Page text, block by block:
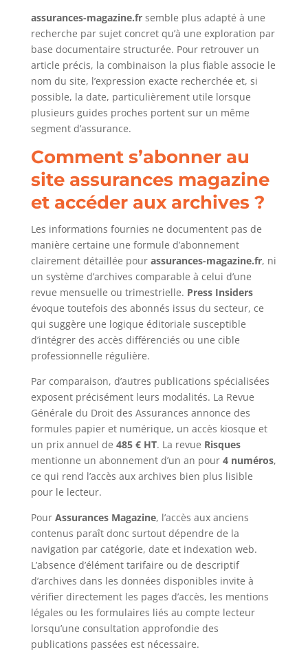
assurances-magazine.frsemble plus adapté à une
recherche par sujet concret qu’à une exploration par
base documentaire structurée. Pour retrouver un
article précis, la combinaison la plus fiable associe le
nom du site, l’expression exacte recherchée et, si
possible, la date, particulièrement utile lorsque
plusieurs guides proches portent sur un même
segment d’assurance.
Comment s’abonner au
site assurances magazine
et accéder aux archives ?
Les informations fournies ne documentent pas de
manière certaine une formule d’abonnement
clairement détaillée pour assurances-magazine.fr, ni
un système d’archives comparable à celui d’une
revue mensuelle ou trimestrielle. Press Insiders
évoque toutefois des abonnés issus du secteur, ce
qui suggère une logique éditoriale susceptible
d’intégrer des accès différenciés ou une cible
professionnelle régulière.
Par comparaison, d’autres publications spécialisées
exposent précisément leurs modalités. La Revue
Générale du Droit des Assurances annonce des
formules papier et numérique, un accès kiosque et
un prix annuel de 485 € HT. La revue Risques
mentionne un abonnement d’un an pour 4 numéros,
ce qui rend l’accès aux archives bien plus lisible
pour le lecteur.
Pour Assurances Magazine, l’accès aux anciens
contenus paraît donc surtout dépendre de la
navigation par catégorie, date et indexation web.
L’absence d’élément tarifaire ou de descriptif
d’archives dans les données disponibles invite à
vérifier directement les pages d’accès, les mentions
légales ou les formulaires liés au compte lecteur
lorsqu’une consultation approfondie des
publications passées est nécessaire.